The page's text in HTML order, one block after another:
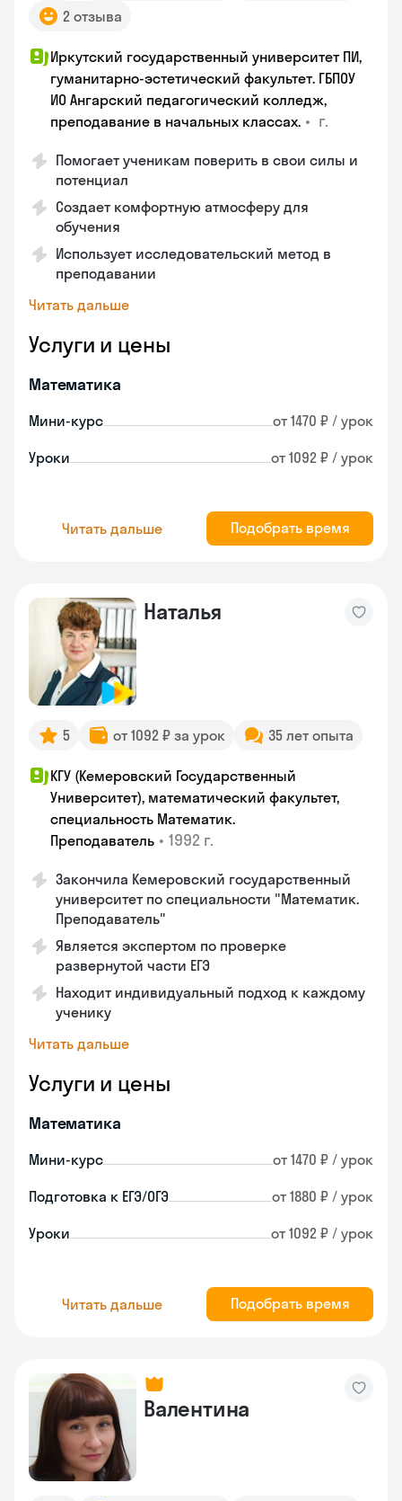
2 отзыва
Иркутский государственный университет ПИ,
гуманитарно-эстетический факультет. ГБПОУ
ИО Ангарский педагогический колледж,
преподавание в начальных классах. • г.
Помогает ученикам поверить в свои силы и
потенциал
Создает комфортную атмосферу для
обучения
Использует исследовательский метод в
преподавании
Читать дальше
Услуги и цены
Математика
Мини-курс от 1470 ₽ / урок
Уроки от 1092 ₽ / урок
Читать дальше Подобрать время
Наталья
5 от 1092 ₽ за урок 35 лет опыта
КГУ (Кемеровский Государственный
Университет), математический факультет,
специальность Математик.
Преподаватель • 1992 г.
Закончила Кемеровский государственный
университет по специальности "Математик.
Преподаватель"
Является экспертом по проверке
развернутой части ЕГЭ
Находит индивидуальный подход к каждому
ученику
Читать дальше
Услуги и цены
Математика
Мини-курс от 1470 ₽ / урок
Подготовка к ЕГЭ/ОГЭ от 1880 ₽ / урок
Уроки от 1092 ₽ / урок
Читать дальше Подобрать время
Валентина